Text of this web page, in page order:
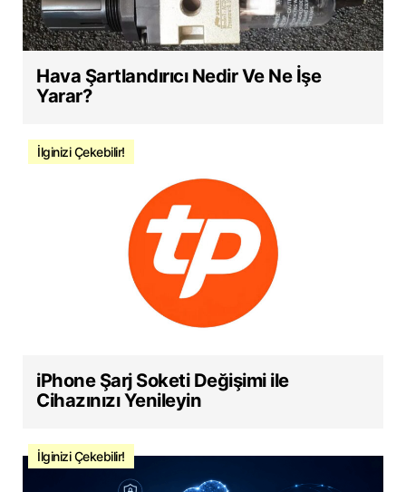
Hava Şartlandırıcı Nedir Ve Ne İşe
Yarar?
İlginizi Çekebilir!
iPhone Şarj Soketi Değişimi ile
Cihazınızı Yenileyin
İlginizi Çekebilir!